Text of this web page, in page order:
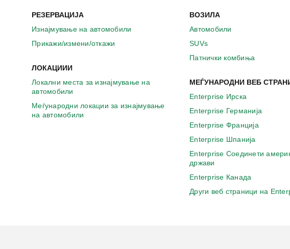
р
в
о
о
в
о
п
р
о
РЕЗЕРВАЦИЈА
Изнајмување на автомобили
Прикажи/измени/откажи
ЛОКАЦИИИ
Локални места за изнајмување на
автомобили
Меѓународни локации за изнајмување
на автомобили
ВОЗИЛА
Автомобили
SUVs
Патнички комбиња
МЕЃУНАРОДНИ ВЕБ
Enterprise Ирска
Enterprise Германија
Enterprise Франција
Enterprise Шпанија
Enterprise Соединети
држави
Enterprise Канада
Други веб страници на